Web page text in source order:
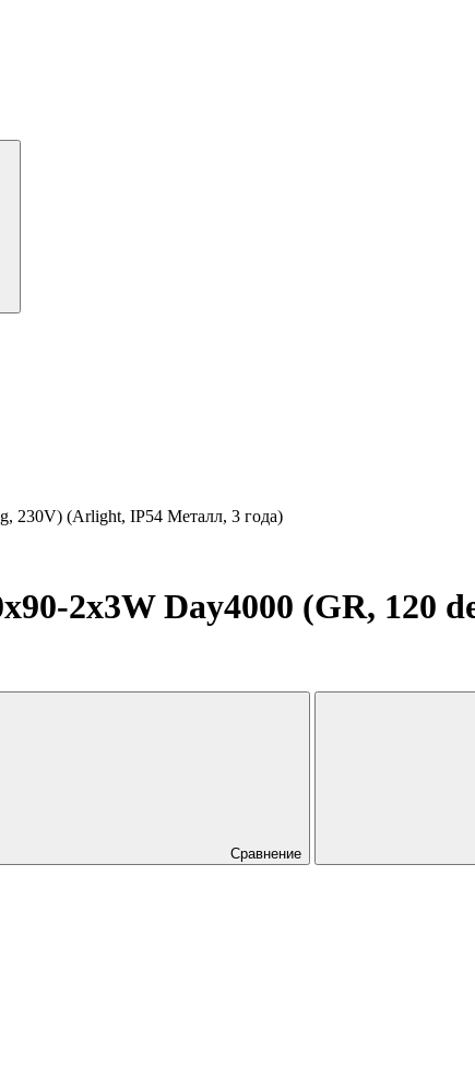
230V) (Arlight, IP54 Металл, 3 года)
2x3W Day4000 (GR, 120
Сравнение